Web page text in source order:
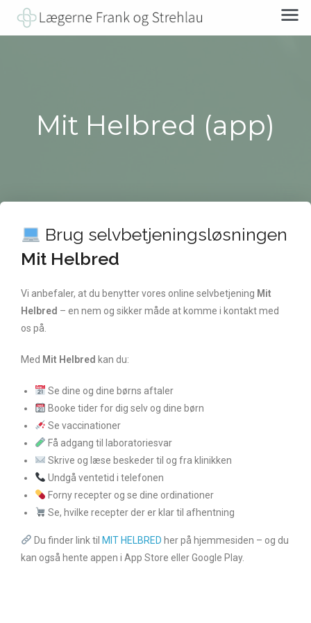
Mit Helbred (app)
Brug selvbetjeningsløsningen
Mit Helbred
Vi anbefaler, at du benytter vores online selvbetjening Mit
Helbred – en nem og sikker måde at komme i kontakt med
os på.
Med Mit Helbred kan du:
Se dine og dine børns aftaler
Booke tider for dig selv og dine børn
Se vaccinationer
Få adgang til laboratoriesvar
Skrive og læse beskeder til og fra klinikken
Undgå ventetid i telefonen
Forny recepter og se dine ordinationer
Se, hvilke recepter der er klar til afhentning
Du finder link til MIT HELBRED her på hjemmesiden – og du
kan også hente appen i App Store eller Google Play.